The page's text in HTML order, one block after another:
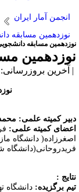
انجمن آمار ایران
نوزدهمین مسابقه
مسابقه دانشجویی
بروزرسانی: ۱۳۹۸/۱۲/۲۶ |
کمیته علمی: محمد
کمیته علمی:
دانشگاه
:
برگزیده:دانشگاه